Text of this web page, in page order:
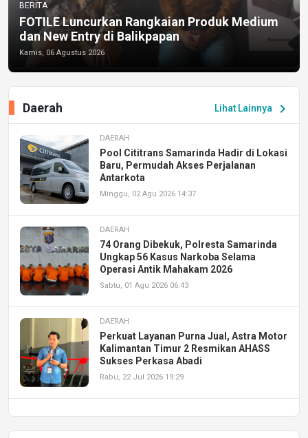
BERITA
FOTILE Luncurkan Rangkaian Produk Medium
dan New Entry di Balikpapan
Kamis, 06 Agustus 2026
Lihat Lainnya chevron_right
Daerah
DAERAH
Pool Cititrans Samarinda Hadir di Lokasi
Baru, Permudah Akses Perjalanan
Antarkota
Minggu, 02 Agu 2026 14:37
DAERAH
74 Orang Dibekuk, Polresta Samarinda
Ungkap 56 Kasus Narkoba Selama
Operasi Antik Mahakam 2026
Sabtu, 01 Agu 2026 06:43
DAERAH
Perkuat Layanan Purna Jual, Astra Motor
Kalimantan Timur 2 Resmikan AHASS
Sukses Perkasa Abadi
Rabu, 22 Jul 2026 19:29